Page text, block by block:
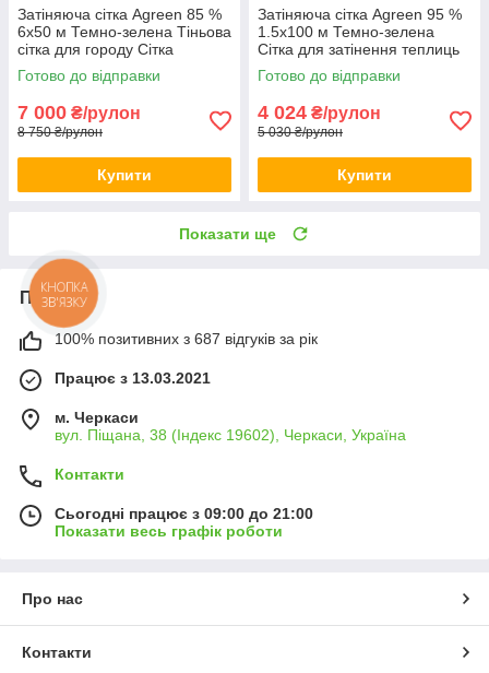
Затіняюча сітка Agreen 85 %
6х50 м Темно-зелена Тіньова
сітка для городу Сітка
затіняюча для навісу
Готово до відправки
7 000 ₴/рулон
8 750 ₴/рулон
Купити
Затіняюча сітка Agreen 95 %
1.5х100 м Темно-зелена
Сітка для затінення теплиць
Тіньова сітка для помідорів
Готово до відправки
4 024 ₴/рулон
5 030 ₴/рулон
Купити
Показати ще
Про нас
100% позитивних з 687 відгуків за рік
Працює з 13.03.2021
м. Черкаси
вул. Піщана, 38 (Індекс 19602), Черкаси, Україна
Контакти
Сьогодні працює з 09:00 до 21:00
Показати весь графік роботи
Про нас
Контакти
КНОПКА
ЗВ'ЯЗКУ